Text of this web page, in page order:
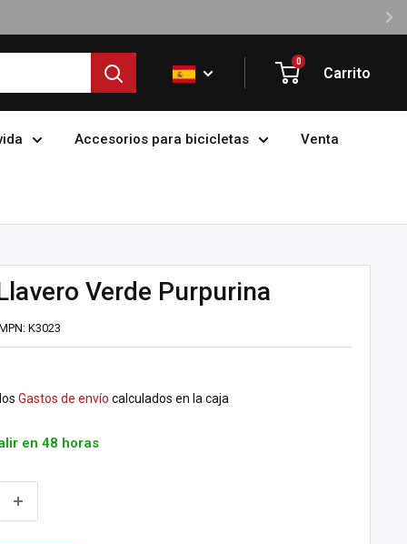
30 Días Devolución Sin
0
Carrito
Accesorios para bicicletas Venta
Verde Purpurina
K3023
Gastos de envío calculados en la caja
en 48 horas